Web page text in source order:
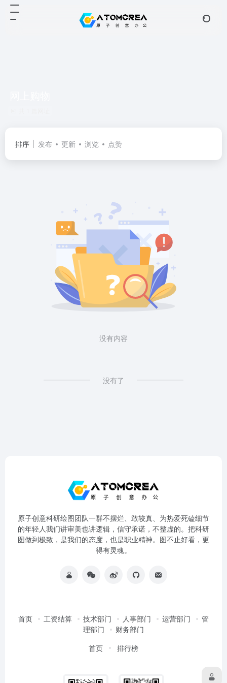
排序 发布 更新 浏览 点赞
没有内容
没有了
原子创意科研绘图团队一群不摆烂、敢较真、为热爱死磕细节
的年轻人我们讲审美也讲逻辑，信守承诺，不整虚的。把科研
图做到极致，是我们的态度，也是职业精神。图不止好看，更
得有灵魂。
首页 工资结算 技术部门 人事部门 运营部门
管
理部门
财务部门
首页
排行榜